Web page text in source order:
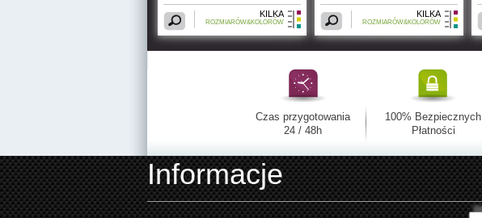
KILKA
ROZMIARÓW&KOLORÓW
KILKA
ROZMIARÓW&KOLORÓW
Czas przygotowania
24 / 48h
100% Bezpiecznych
Płatności
Informacje